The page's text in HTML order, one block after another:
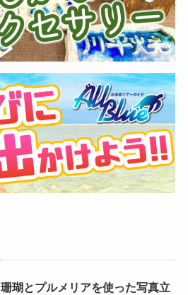
珊瑚とプルメリアを使った写真立